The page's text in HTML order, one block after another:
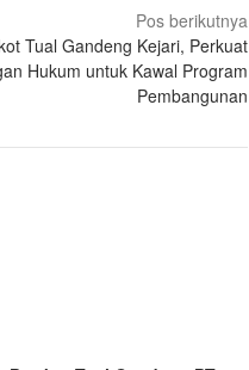
Pos berikutnya
Tual Gandeng Kejari, Perkuat
Hukum untuk Kawal Program
Pembangunan